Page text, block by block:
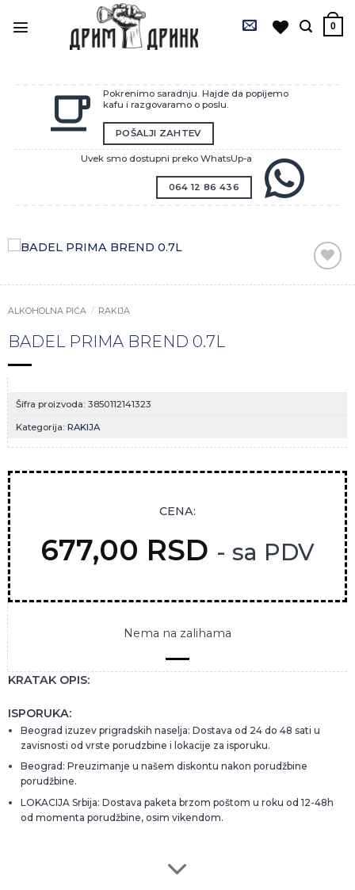
0
Pokrenimo saradnju. Hajde da popijemo
kafu i razgovaramo o poslu.
POŠALJI ZAHTEV
Uvek smo dostupni preko WhatsUp-a
064 12 86 436
Zaprati
ALKOHOLNA PIĆA / RAKIJA
BADEL PRIMA BREND 0.7L
Šifra proizvoda: 3850112141323
Kategorija: RAKIJA
CENA:
677,00 RSD - sa PDV
Nema na zalihama
KRATAK OPIS:
ISPORUKA:
Beograd izuzev prigradskih naselja: Dostava od 24 do 48 sati u
zavisnosti od vrste porudzbine i lokacije za isporuku.
Beograd: Preuzimanje u našem diskontu nakon porudžbine
porudžbine.
LOKACIJA Srbija: Dostava paketa brzom poštom u roku od 12-48h
od momenta porudžbine, osim vikendom.